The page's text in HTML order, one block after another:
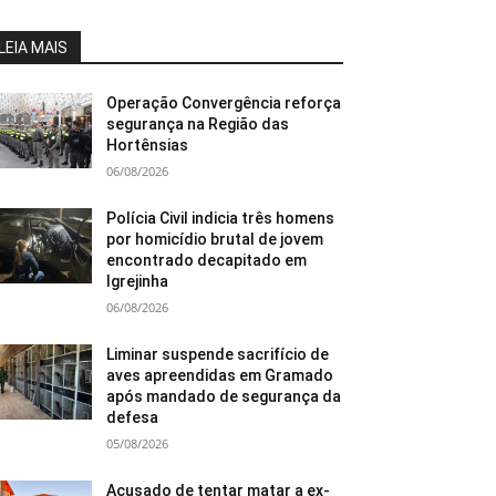
MAIS
Operação Convergência reforça
segurança na Região das
Hortênsias
06/08/2026
Polícia Civil indicia três homens
por homicídio brutal de jovem
encontrado decapitado em
Igrejinha
06/08/2026
Liminar suspende sacrifício de
aves apreendidas em Gramado
após mandado de segurança da
defesa
05/08/2026
Acusado de tentar matar a ex-